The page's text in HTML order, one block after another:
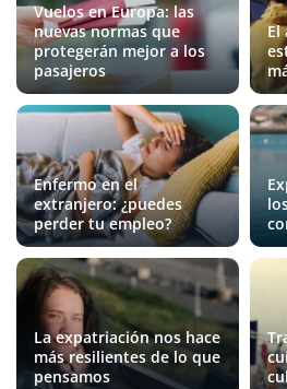
Vuelos en Europa: las
nuevas normas que
protegerán mejor a los
pasajeros
El
Enfermo en el
extranjero: ¿puedes
perder tu empleo?
La expatriación nos hace
más resilientes de lo que
pensamos